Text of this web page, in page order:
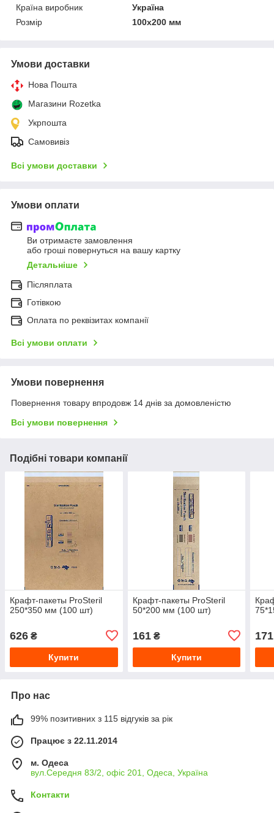
Країна виробник
Україна
Розмір
100х200 мм
Умови доставки
Нова Пошта
Магазини Rozetka
Укрпошта
Самовивіз
Всі умови доставки
Умови оплати
Ви отримаєте замовлення
або гроші повернуться на вашу картку
Детальніше
Післяплата
Готівкою
Оплата по реквізитах компанії
Всі умови оплати
Умови повернення
Повернення товару впродовж 14 днів за домовленістю
Всі умови повернення
Подібні товари компанії
Крафт-пакеты ProSteril
250*350 мм (100 шт)
626 ₴
Купити
Крафт-пакеты ProSteril
50*200 мм (100 шт)
161₴
Купити
171
Про нас
99% позитивних з 115 відгуків за рік
Працює з 22.11.2014
м. Одеса
вул.Середня 83/2, офіс 201, Одеса, Україна
Контакти